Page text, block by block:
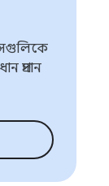
প্রদান